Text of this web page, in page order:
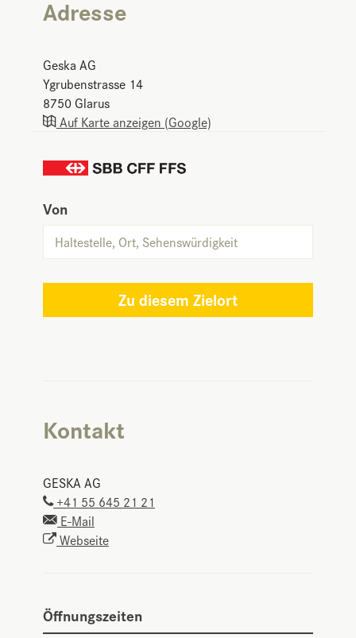
Adresse
Geska AG
Ygrubenstrasse 14
8750 Glarus
Auf Karte anzeigen (Google)
Von
Zu diesem Zielort
Kontakt
GESKA AG
+41 55 645 21 21
E-Mail
Webseite
Öffnungszeiten